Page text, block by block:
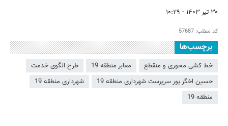
۳۰ تیر ۱۴۰۳ - ۱۰:۲۹
کد مطلب: 57687
برچسب‌ها
خط کشی محوری و منقطع معابر منطقه 19
طرح الگوی خدمت
حسین اخگر پور سرپرست شهرداری منطقه 19
شهرداری منطقه 19
منطقه 19